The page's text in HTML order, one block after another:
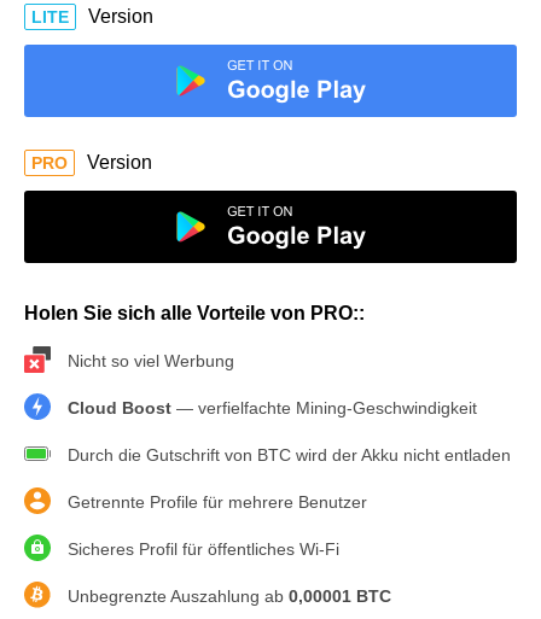
LITE Version
PRO Version
Holen Sie sich alle Vorteile von PRO::
Nicht so viel Werbung
Cloud Boost — verfielfachte Mining-Geschwindigkeit
Durch die Gutschrift von BTC wird der Akku nicht entladen
Getrennte Profile für mehrere Benutzer
Sicheres Profil für öffentliches Wi-Fi
Unbegrenzte Auszahlung ab 0,00001 BTC